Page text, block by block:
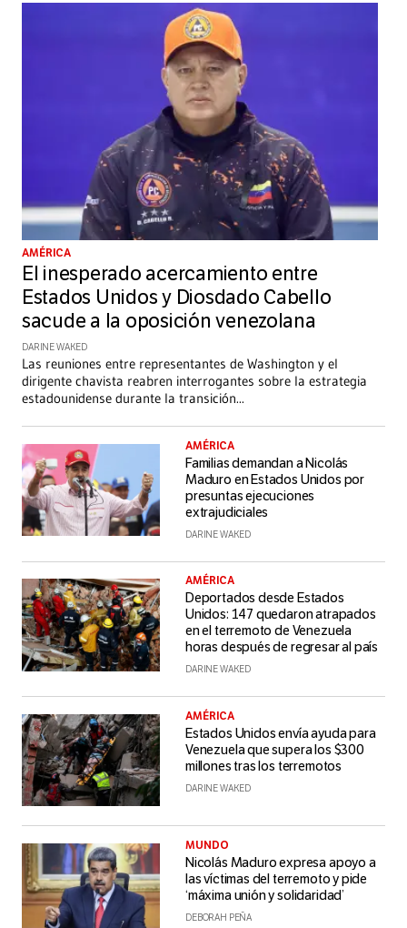
AMÉRICA
El inesperado acercamiento entre
Estados Unidos y Diosdado Cabello
sacude a la oposición venezolana
DARINE WAKED
Las reuniones entre representantes de Washington y el
dirigente chavista reabren interrogantes sobre la estrategia
estadounidense durante la transición...
AMÉRICA
Familias demandan a Nicolás
Maduro en Estados Unidos por
presuntas ejecuciones
extrajudiciales
DARINE WAKED
AMÉRICA
Deportados desde Estados
Unidos: 147 quedaron atrapados
en el terremoto de Venezuela
horas después de regresar al país
DARINE WAKED
AMÉRICA
Estados Unidos envía ayuda para
Venezuela que supera los $300
millones tras los terremotos
DARINE WAKED
MUNDO
Nicolás Maduro expresa apoyo a
las víctimas del terremoto y pide
‘máxima unión y solidaridad’
DEBORAH PEÑA